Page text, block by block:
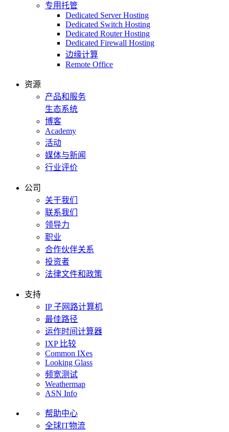
专用托管
Dedicated Server Hosting
Dedicated Switch Hosting
Dedicated Router Hosting
Dedicated Firewall Hosting
边缘计算
Remote Office
资源
产品和服务
生态系统
博客
Academy
活动
媒体与新闻
行业评价
公司
关于我们
联系我们
领导力
职业
合作伙伴关系
投资者
法律文件和政策
支持
IP 子网路计算机
最佳路径
运作时间计算器
IXP 比较
Common IXes
Looking Glass
频宽测试
Weathermap
ASN Info
帮助中心
全球IT物流